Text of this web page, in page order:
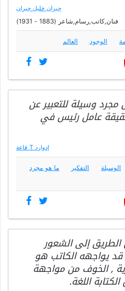
جبران خليل جبران
فنان,كاتب,رسام,شاعر (1883 - 1931)
الوجود العالم
وسيلة للتعبير عن
عامل رئيس في
إدوارد T قاعة
الوسيلة التفكير ما هو مجرد
الطريق إلى الشعور
قد يواجهه الكاتب هو
, الخوف من مواجهة
اللغة.